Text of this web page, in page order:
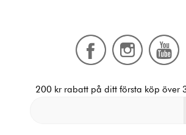
200 kr rabatt på ditt första köp över